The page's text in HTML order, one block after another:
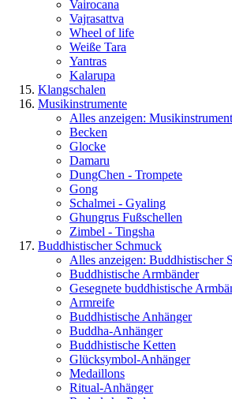
Vairocana
Vajrasattva
Wheel of life
Weiße Tara
Yantras
Kalarupa
Klangschalen
Musikinstrumente
Alles anzeigen:
Becken
Glocke
Damaru
DungChen - Trompete
Gong
Schalmei - Gyaling
Ghungrus Fußschellen
Zimbel - Tingsha
Buddhistischer Schmuck
Alles anzeigen: Buddhistischer
Buddhistische Armbänder
Gesegnete buddhistische
Armreife
Buddhistische Anhänger
Buddha-Anhänger
Buddhistische Ketten
Glücksymbol-Anhänger
Medaillons
Ritual-Anhänger